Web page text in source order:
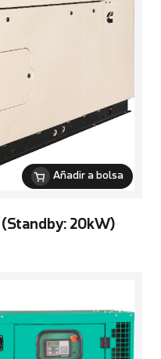
Añadir a bolsa
20kW)